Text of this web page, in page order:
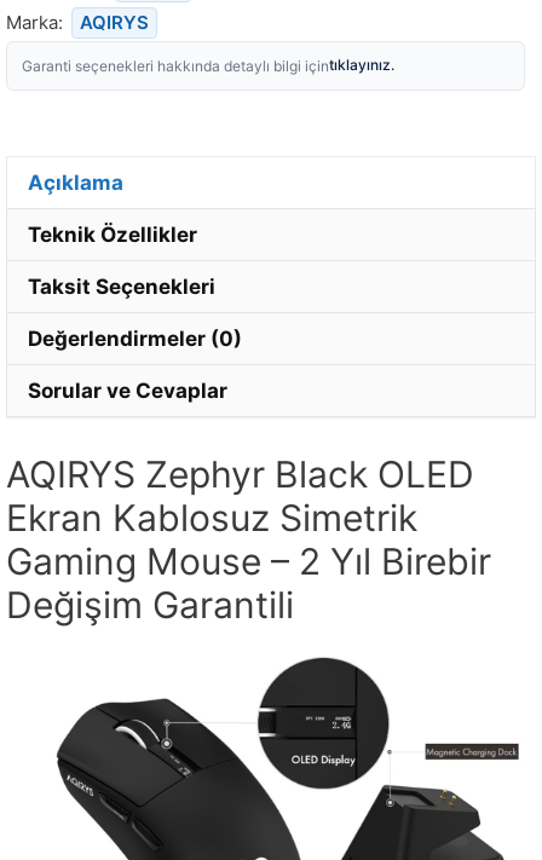
Marka:
AQIRYS
Garanti seçenekleri hakkında detaylı bilgi içintıklayınız.
Açıklama
Teknik Özellikler
Taksit Seçenekleri
Değerlendirmeler (0)
Sorular ve Cevaplar
AQIRYS Zephyr Black OLED
Ekran Kablosuz Simetrik
Gaming Mouse – 2 Yıl Birebir
Değişim Garantili